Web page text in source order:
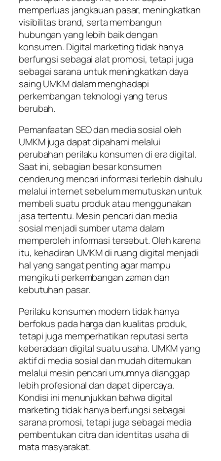
memperluas jangkauan pasar, meningkatkan
visibilitas brand, serta membangun
hubungan yang lebih baik dengan
konsumen. Digital marketing tidak hanya
berfungsi sebagai alat promosi, tetapi juga
sebagai sarana untuk meningkatkan daya
saing UMKM dalam menghadapi
perkembangan teknologi yang terus
berubah.
Pemanfaatan SEO dan media sosial oleh
UMKM juga dapat dipahami melalui
perubahan perilaku konsumen di era digital.
Saat ini, sebagian besar konsumen
cenderung mencari informasi terlebih dahulu
melalui internet sebelum memutuskan untuk
membeli suatu produk atau menggunakan
jasa tertentu. Mesin pencari dan media
sosial menjadi sumber utama dalam
memperoleh informasi tersebut. Oleh karena
itu, kehadiran UMKM di ruang digital menjadi
hal yang sangat penting agar mampu
mengikuti perkembangan zaman dan
kebutuhan pasar.
Perilaku konsumen modern tidak hanya
berfokus pada harga dan kualitas produk,
tetapi juga memperhatikan reputasi serta
keberadaan digital suatu usaha. UMKM yang
aktif di media sosial dan mudah ditemukan
melalui mesin pencari umumnya dianggap
lebih profesional dan dapat dipercaya.
Kondisi ini menunjukkan bahwa digital
marketing tidak hanya berfungsi sebagai
sarana promosi, tetapi juga sebagai media
pembentukan citra dan identitas usaha di
mata masyarakat.